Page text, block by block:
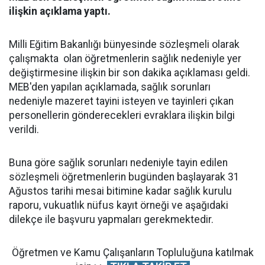
ilişkin açıklama yaptı.
Milli Eğitim Bakanlığı bünyesinde sözleşmeli olarak
çalışmakta olan öğretmenlerin sağlık nedeniyle yer
değiştirmesine ilişkin bir son dakika açıklaması geldi.
MEB'den yapılan açıklamada, sağlık sorunları
nedeniyle mazeret tayini isteyen ve tayinleri çıkan
personellerin gönderecekleri evraklara ilişkin bilgi
verildi.
Buna göre sağlık sorunları nedeniyle tayin edilen
sözleşmeli öğretmenlerin bugünden başlayarak 31
Ağustos tarihi mesai bitimine kadar sağlık kurulu
raporu, vukuatlık nüfus kayıt örneği ve aşağıdaki
dilekçe ile başvuru yapmaları gerekmektedir.
Öğretmen ve Kamu Çalışanların Topluluğuna katılmak